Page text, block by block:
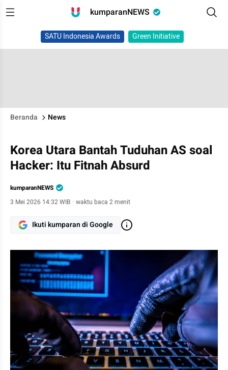
kumparanNEWS
SATU Indonesia Awards Green Initiative
Beranda News
Korea Utara Bantah Tuduhan AS soal
Hacker: Itu Fitnah Absurd
kumparanNEWS
3 Mei 2026 14:32 WIB · waktu baca 2 menit
Ikuti kumparan di Google